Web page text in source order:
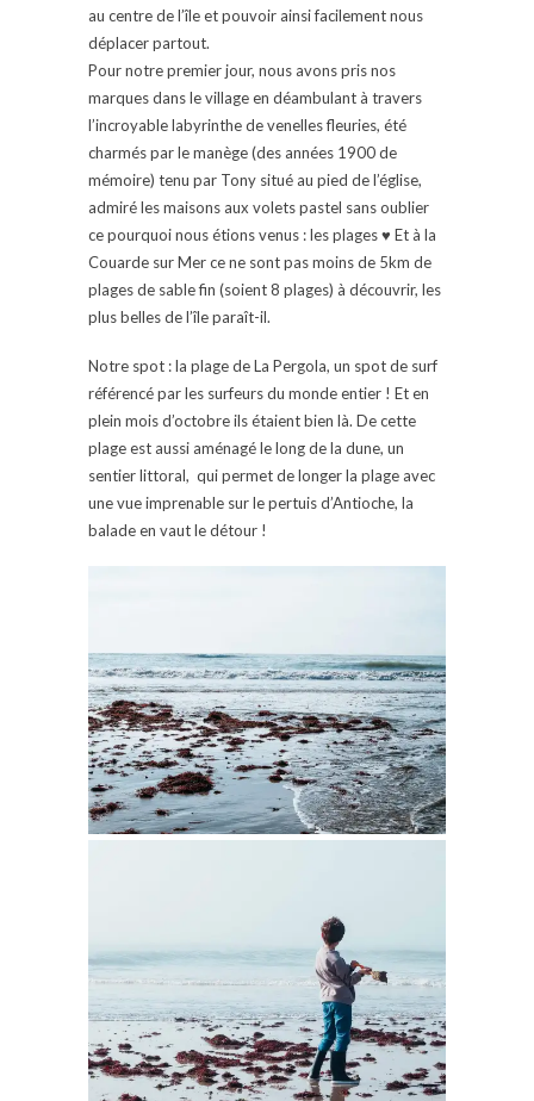
au centre de l’île et pouvoir ainsi facilement nous
déplacer partout.
Pour notre premier jour, nous avons pris nos
marques dans le village en déambulant à travers
l’incroyable labyrinthe de venelles fleuries, été
charmés par le manège (des années 1900 de
mémoire) tenu par Tony situé au pied de l’église,
admiré les maisons aux volets pastel sans oublier
ce pourquoi nous étions venus : les plages ♥ Et à la
Couarde sur Mer ce ne sont pas moins de 5km de
plages de sable fin (soient 8 plages) à découvrir, les
plus belles de l’île paraît-il.
Notre spot : la plage de La Pergola, un spot de surf
référencé par les surfeurs du monde entier ! Et en
plein mois d’octobre ils étaient bien là. De cette
plage est aussi aménagé le long de la dune, un
sentier littoral, qui permet de longer la plage avec
une vue imprenable sur le pertuis d’Antioche, la
balade en vaut le détour !